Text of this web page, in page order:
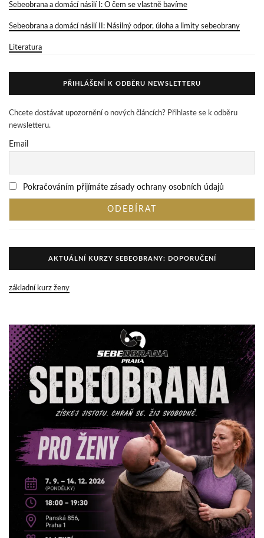
Sebeobrana a domácí násilí I: O čem se vlastně bavíme
Sebeobrana a domácí násilí II: Násilný odpor, úloha a limity sebeobrany
Literatura
PŘIHLÁŠENÍ K ODBĚRU NEWSLETTERU
Chcete dostávat upozornění o nových článcích? Přihlaste se k odběru
newsletteru.
Email
Pokračováním přijímáte zásady ochrany osobních údajů
AKTUÁLNÍ KURZY SEBEOBRANY: DOPORUČENÍ
základní kurz ženy